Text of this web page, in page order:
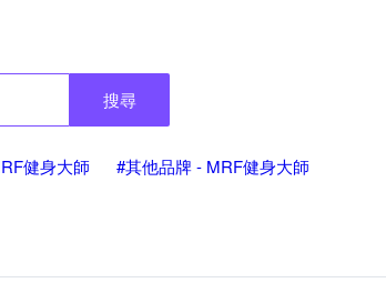
搜尋
健身大師 #其他品牌 - MRF健身大師